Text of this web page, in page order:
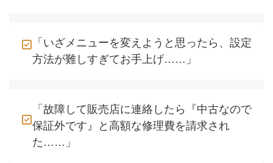
「いざメニューを変えようと思ったら、設定
方法が難しすぎてお手上げ……」
「故障して販売店に連絡したら『中古なので
保証外です』と高額な修理費を請求され
た……」